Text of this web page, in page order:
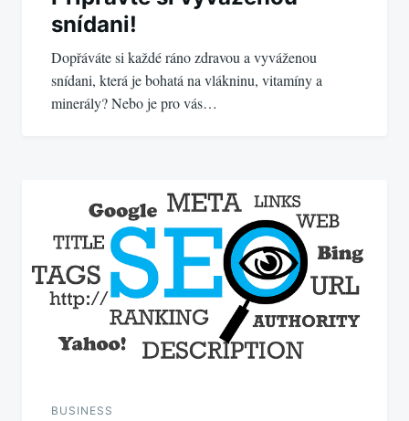
snídani!
Dopřáváte si každé ráno zdravou a vyváženou
snídani, která je bohatá na vlákninu, vitamíny a
minerály? Nebo je pro vás…
BUSINESS